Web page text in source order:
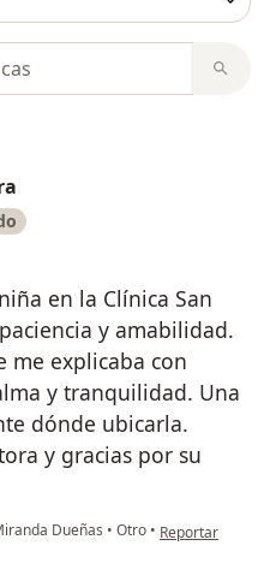
en la Clínica San
y amabilidad.
me explicaba con
y tranquilidad. Una
dónde ubicarla.
y gracias por su
Dueñas • Otro • en opinión del
Reportar